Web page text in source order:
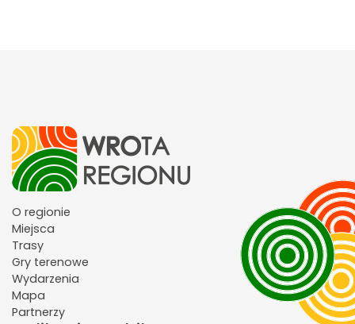
O regionie
Miejsca
Trasy
Gry terenowe
Wydarzenia
Mapa
Partnerzy